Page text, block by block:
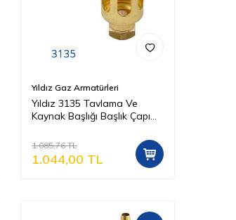
Yıldız Gaz Armatürleri
Yıldız 3135 Tavlama Ve
Kaynak Başlığı Başlık Çapı
1.085,76TL
1.044,00 TL